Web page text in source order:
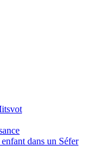
dans un Séfer